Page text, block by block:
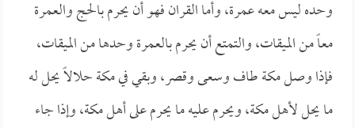
وحده ليس معه عمرة، وأما القران فهو أن يحرم بالحج والعمرة
معاً من الميقات، والتمتع أن يحرم بالعمرة وحدها من الميقات،
فإذا وصل مكة طاف وسعى وقصر، وبقي في مكة حلالاً يحل له
ما يحل لأهل مكة، ويحرم عليه ما يحرم على أهل مكة، وإذا جاء